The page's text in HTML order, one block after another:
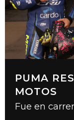
PUMA
MOTOS
Fue en